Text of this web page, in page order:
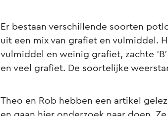
Er bestaan verschillende soorten
uit een mix van grafiet en vulmiddel.
vulmiddel en weinig grafiet, zachte
en veel grafiet. De soortelijke
Theo en Rob hebben een artikel